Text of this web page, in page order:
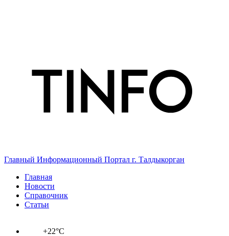
Главный Информационный Портал г. Талдыкорган
Главная
Новости
Справочник
Статьи
+22°C